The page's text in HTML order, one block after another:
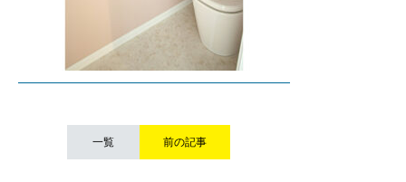
一覧 前の記事